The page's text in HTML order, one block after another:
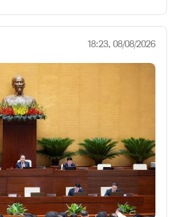
18:23, 08/08/2026